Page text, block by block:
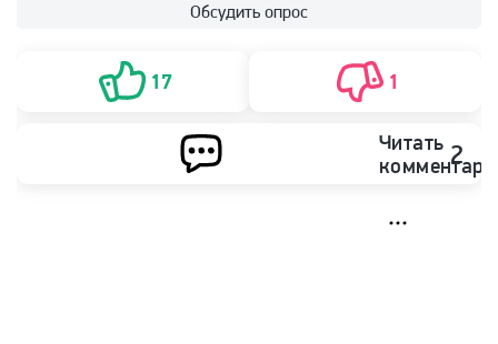
Обсудить опрос
17 1
Читать 2